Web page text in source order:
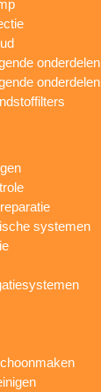
onderdelen
onderdelen
systemen